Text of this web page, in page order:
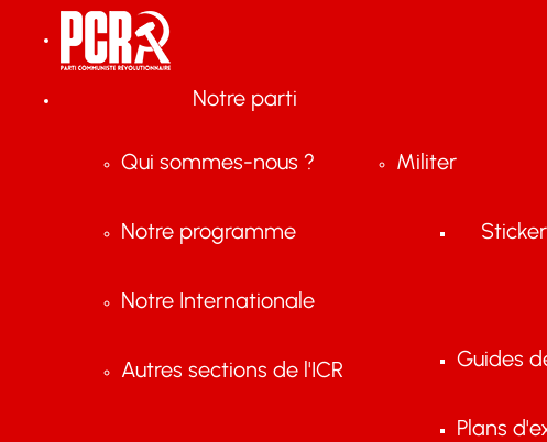
Notre parti
Qui sommes-nous ?
Notre programme
Notre Internationale
Autres sections de l'ICR
Militer
Guides
Plans